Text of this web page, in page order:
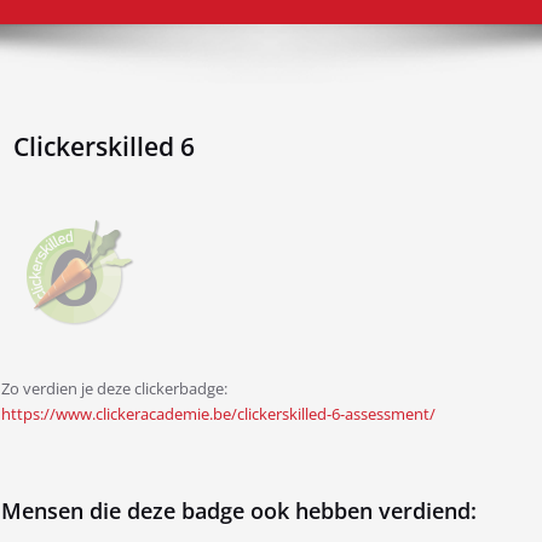
Clickerskilled 6
Zo verdien je deze clickerbadge:
https://www.clickeracademie.be/clickerskilled-6-assessment/
Mensen die deze badge ook hebben verdiend: